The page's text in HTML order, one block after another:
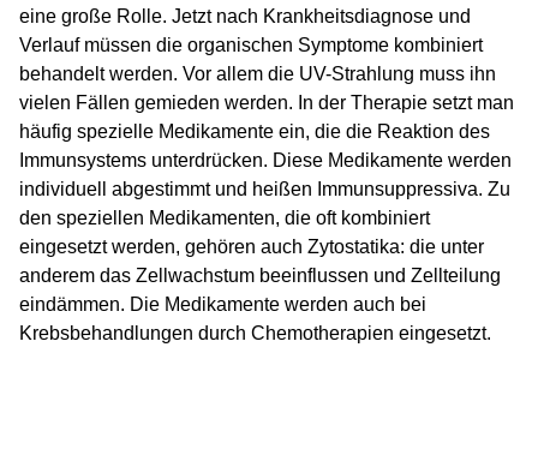
eine große Rolle. Jetzt nach Krankheitsdiagnose und
Verlauf müssen die organischen Symptome kombiniert
behandelt werden. Vor allem die UV-Strahlung muss ihn
vielen Fällen gemieden werden. In der Therapie setzt man
häufig spezielle Medikamente ein, die die Reaktion des
Immunsystems unterdrücken. Diese Medikamente werden
individuell abgestimmt und heißen Immunsuppressiva. Zu
den speziellen Medikamenten, die oft kombiniert
eingesetzt werden, gehören auch Zytostatika: die unter
anderem das Zellwachstum beeinflussen und Zellteilung
eindämmen. Die Medikamente werden auch bei
Krebsbehandlungen durch Chemotherapien eingesetzt.